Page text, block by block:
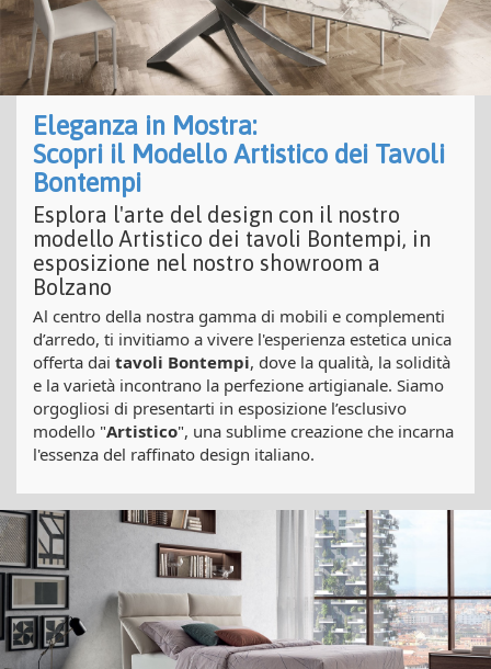
Eleganza in Mostra:
Scopri il Modello Artistico dei Tavoli
Bontempi
Esplora l'arte del design con il nostro
modello Artistico dei tavoli Bontempi, in
esposizione nel nostro showroom a
Bolzano
Al centro della nostra gamma di mobili e complementi
d’arredo, ti invitiamo a vivere l'esperienza estetica unica
offerta dai tavoli Bontempi, dove la qualità, la solidità
e la varietà incontrano la perfezione artigianale. Siamo
orgogliosi di presentarti in esposizione l’esclusivo
modello "Artistico", una sublime creazione che incarna
l'essenza del raffinato design italiano.